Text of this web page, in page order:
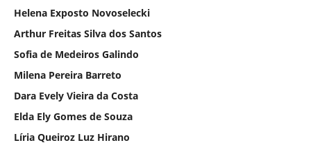
Helena Exposto Novoselecki
Arthur Freitas Silva dos Santos
Sofia de Medeiros Galindo
Milena Pereira Barreto
Dara Evely Vieira da Costa
Elda Ely Gomes de Souza
Líria Queiroz Luz Hirano